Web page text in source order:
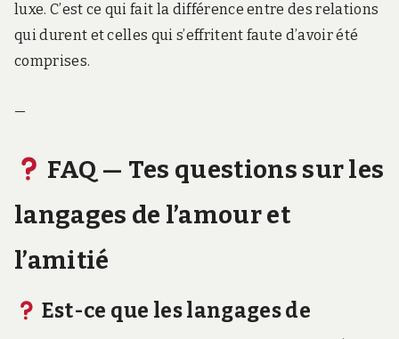
luxe. C’est ce qui fait la différence entre des relations
qui durent et celles qui s’effritent faute d’avoir été
comprises.
—
FAQ — Tes questions sur les
langages de l’amour et
l’amitié
Est-ce que les langages de